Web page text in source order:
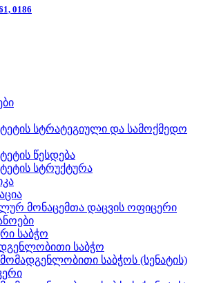
0186
სტრატეგიული და სამოქმედო
წესდება
სტრუქტურა
მონაცემთა დაცვის ოფიცერი
საბჭო
საბჭო
საბჭოს (სენატის)